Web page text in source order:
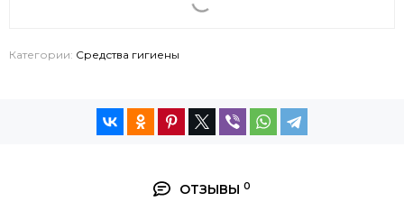
Категории: Средства гигиены
ОТЗЫВЫ 0